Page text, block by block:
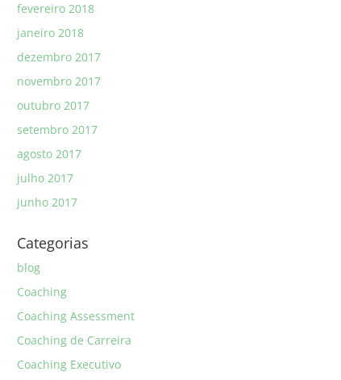
fevereiro 2018
janeiro 2018
dezembro 2017
novembro 2017
outubro 2017
setembro 2017
agosto 2017
julho 2017
junho 2017
Categorias
blog
Coaching
Coaching Assessment
Coaching de Carreira
Coaching Executivo